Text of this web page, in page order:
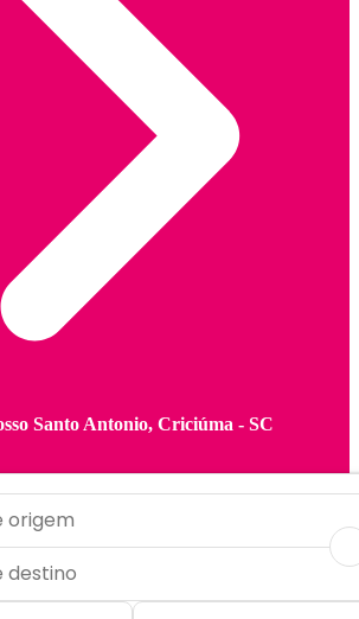
Santo Antonio, Criciúma - SC